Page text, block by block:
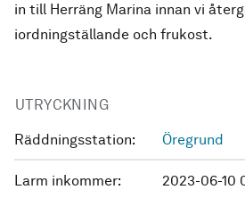
in till Herräng Marina innan vi
iordningställande och frukost.
UTRYCKNING
Räddningsstation: Öregrund
Larm inkommer: 2023-06-10